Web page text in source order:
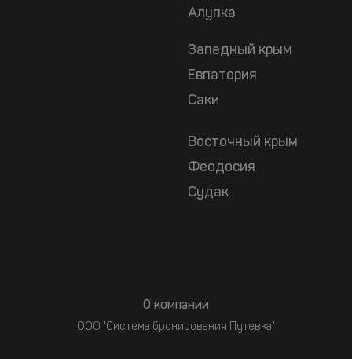
Алупка
Западный крым
Евпатория
Саки
Восточный крым
Феодосия
Судак
О компании
ООО "Система бронирования Путевка"